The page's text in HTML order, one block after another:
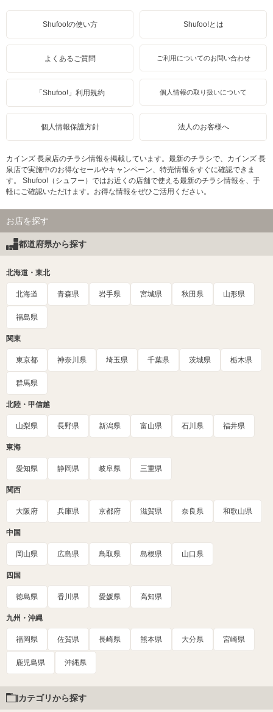
Shufoo!の使い方 Shufoo!とは
よくあるご質問 ご利用についてのお問い合わせ
「Shufoo!」利用規約 個人情報の取り扱いについて
個人情報保護方針 法人のお客様へ
カインズ 長泉店のチラシ情報を掲載しています。最新のチラシで、カインズ 長
泉店で実施中のお得なセールやキャンペーン、特売情報をすぐに確認できま
す。 Shufoo!（シュフー）ではお近くの店舗で使える最新のチラシ情報を、手
軽にご確認いただけます。お得な情報をぜひご活用ください。
お店を探す
都道府県から探す
北海道・東北
北海道 青森県 岩手県 宮城県 秋田県 山形県
福島県
関東
東京都 神奈川県 埼玉県 千葉県 茨城県 栃木県
群馬県
北陸・甲信越
山梨県 長野県 新潟県 富山県 石川県 福井県
東海
愛知県 静岡県 岐阜県 三重県
関西
大阪府 兵庫県 京都府 滋賀県 奈良県 和歌山県
中国
岡山県 広島県 鳥取県 島根県 山口県
四国
徳島県 香川県 愛媛県 高知県
九州・沖縄
福岡県 佐賀県 長崎県 熊本県 大分県 宮崎県
鹿児島県 沖縄県
カテゴリから探す